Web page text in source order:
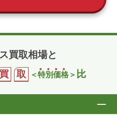
買取相場と
買 取 ＜特別価格 ＞ 比